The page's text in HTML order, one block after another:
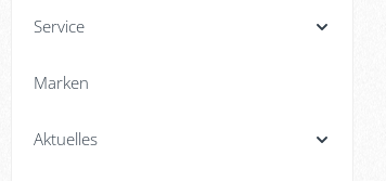
Service
Marken
Aktuelles